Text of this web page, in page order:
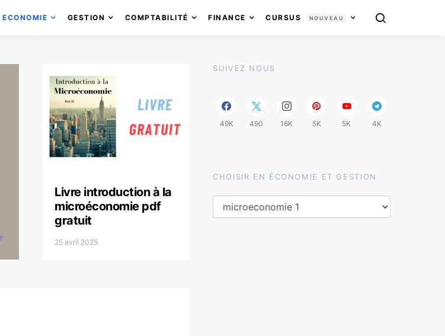
ECONOMIE GESTION COMPTABILITÉ FINANCE CURSUS NOUVEAU
Livre introduction à la
microéconomie pdf
gratuit
25 avril 2025
SUIVEZ NOUS
49K 490 16K 5K 5K 4K
CHOISIR EN ÉCONOMIE ET GESTION